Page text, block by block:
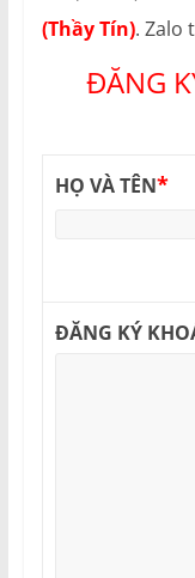
(Thầy Tín). Zalo
ĐĂNG
HỌ VÀ TÊN*
ĐĂNG KÝ